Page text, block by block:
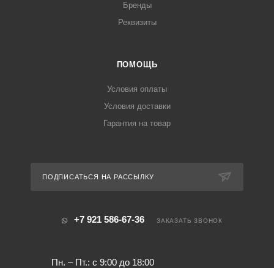
Бренды
Реквизиты
ПОМОЩЬ
Условия оплаты
Условия доставки
Гарантия на товар
ПОДПИСАТЬСЯ НА РАССЫЛКУ
+7 921 586-67-36
Пн. – Пт.: с 9:00 до 18:00
ЗАКАЗАТЬ ЗВОНОК